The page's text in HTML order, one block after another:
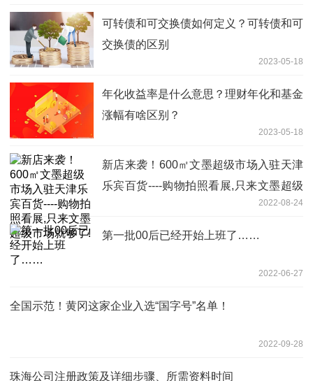
可转债和可交换债如何定义？可转债和可
交换债的区别
2023-05-18
年化收益率是什么意思？理财年化和基金
涨幅有啥区别？
2023-05-18
新店来袭！600㎡文墨超级市场入驻天津
乐宾百货----购物拍照看展,只来文墨超级
2022-08-24
第一批00后已经开始上班了……
2022-06-27
全国示范！黄冈这家企业入选“国字号”名单！
2022-09-28
珠海公司注册政策及详细步骤、所需资料时间